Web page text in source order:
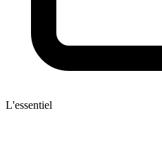
L'essentiel